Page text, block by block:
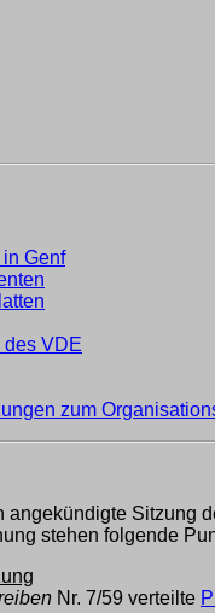
Genf
des VDE
zum
Sitzung
stehen folgende
Nr. 7/59 verteilte